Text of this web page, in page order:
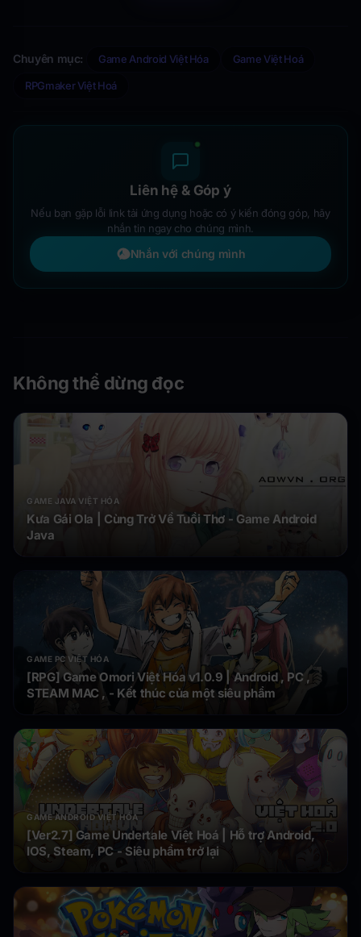
Chuyên mục: Game Android Việt Hóa Game Việt Hoá
RPGmaker Việt Hoá
Liên hệ & Góp ý
Nếu bạn gặp lỗi link tải ứng dụng hoặc có ý kiến đóng góp, hãy
nhắn tin ngay cho chúng mình.
Nhắn với chúng mình
Không thể dừng đọc
GAME JAVA VIỆT HÓA
Kưa Gái Ola | Cùng Trở Về Tuổi Thơ - Game Android
Java
GAME PC VIỆT HÓA
[RPG] Game Omori Việt Hóa v1.0.9 | Android , PC ,
STEAM MAC , - Kết thúc của một siêu phẩm
GAME ANDROID VIỆT HÓA
[Ver2.7] Game Undertale Việt Hoá | Hỗ trợ Android,
IOS, Steam, PC - Siêu phẩm trở lại